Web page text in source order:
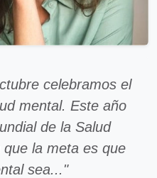
celebramos el
mental. Este año
de la Salud
la meta es que
sea..."